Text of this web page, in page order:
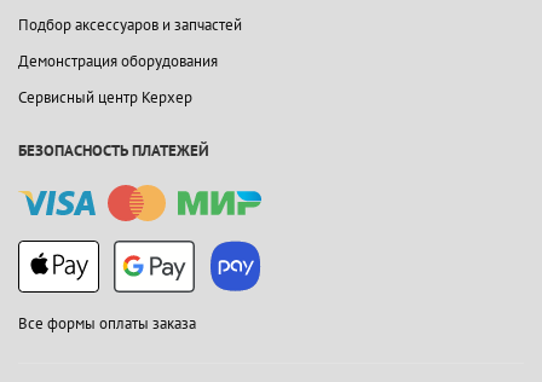
Подбор аксессуаров и запчастей
Демонстрация оборудования
Сервисный центр Керхер
БЕЗОПАСНОСТЬ ПЛАТЕЖЕЙ
Все формы оплаты заказа